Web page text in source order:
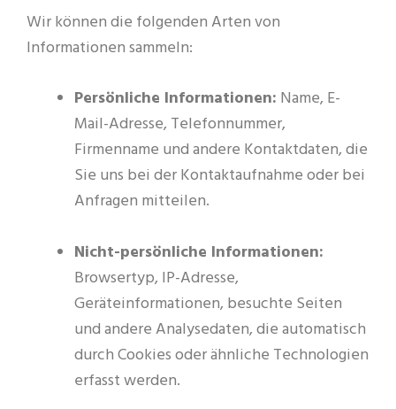
Wir können die folgenden Arten von
Informationen sammeln:
Persönliche Informationen: Name, E-
Mail-Adresse, Telefonnummer,
Firmenname und andere Kontaktdaten, die
Sie uns bei der Kontaktaufnahme oder bei
Anfragen mitteilen.
Nicht-persönliche Informationen:
Browsertyp, IP-Adresse,
Geräteinformationen, besuchte Seiten
und andere Analysedaten, die automatisch
durch Cookies oder ähnliche Technologien
erfasst werden.